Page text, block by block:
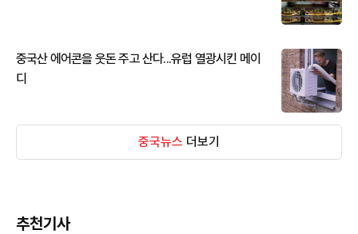
중국산 에어콘을 웃돈 주고 산다...유럽 열광시킨 메이
디
중국뉴스 더보기
추천기사